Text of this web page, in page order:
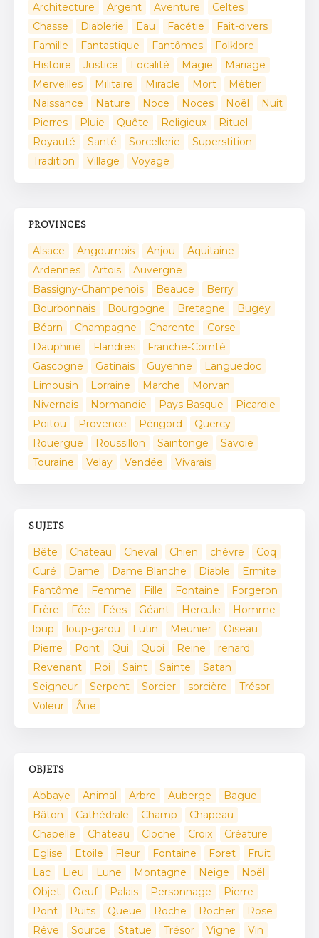
Architecture
Argent Aventure
Celtes
Chasse
Diablerie Eau Facétie
Fait-divers
Famille
Fantastique Fantômes
Folklore
Histoire
Justice Localité Magie
Mariage
Merveilles
Militaire Miracle Mort
Métier
Naissance
Nature Noce Noces Noël
Nuit
Pierres
Pluie Quête Religieux
Rituel
Royauté
Santé Sorcellerie
Superstition
Tradition
Village Voyage
PROVINCES
Alsace Angoumois Anjou
Aquitaine
Ardennes
Artois
Auvergne
Bassigny-Champenois
Beauce
Berry
Bourbonnais
Bourgogne Bretagne
Bugey
Béarn
Champagne Charente
Corse
Dauphiné
Flandres
Franche-Comté
Gascogne
Gatinais Guyenne
Languedoc
Limousin
Lorraine Marche
Morvan
Nivernais
Normandie Pays Basque
Picardie
Poitou
Provence Périgord
Quercy
Rouergue
Roussillon Saintonge
Savoie
Touraine
Velay Vendée Vivarais
SUJETS
Bête Chateau Cheval Chien chèvre
Coq
Curé
Dame Dame Blanche Diable
Ermite
Fantôme
Femme Fille Fontaine
Forgeron
Frère
Fée Fées Géant Hercule
Homme
loup
loup-garou Lutin Meunier
Oiseau
Pierre
Pont Qui Quoi Reine
renard
Revenant
Roi Saint Sainte
Satan
Seigneur
Serpent Sorcier sorcière
Trésor
Voleur
Âne
OBJETS
Abbaye Animal Arbre Auberge
Bague
Bâton
Cathédrale Champ
Chapeau
Chapelle
Château Cloche Croix
Créature
Eglise
Etoile Fleur Fontaine Foret
Fruit
Lac
Lieu Lune Montagne Neige
Noël
Objet
Oeuf Palais Personnage
Pierre
Pont
Puits Queue Roche Rocher
Rose
Rêve
Source Statue Trésor Vigne
Vin